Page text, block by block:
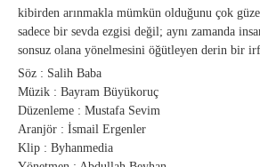
kibirden arınmakla mümkün olduğunu çok
sadece bir sevda ezgisi değil; aynı zamanda
sonsuz olana yönelmesini öğütleyen derin bir
Söz : Salih Baba
Müzik : Bayram Büyükoruç
Düzenleme : Mustafa Sevim
Aranjör : İsmail Ergenler
Klip : Byhanmedia